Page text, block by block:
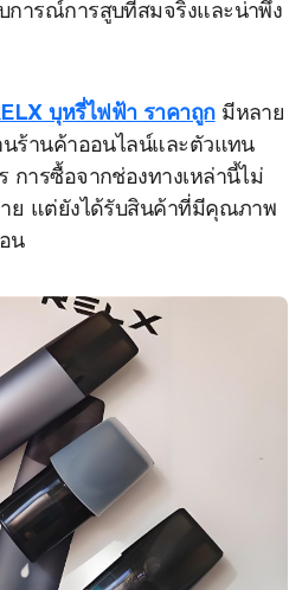
การณ์การสูบที่สมจริงและน่าพึง
บุหรี่ไฟฟ้า ราคาถูกมีหลาย
นร้านค้าออนไลน์และตัวแทน
การซื้อจากช่องทางเหล่านี้ไม่
าย แต่ยังได้รับสินค้าที่มีคุณภาพ
น